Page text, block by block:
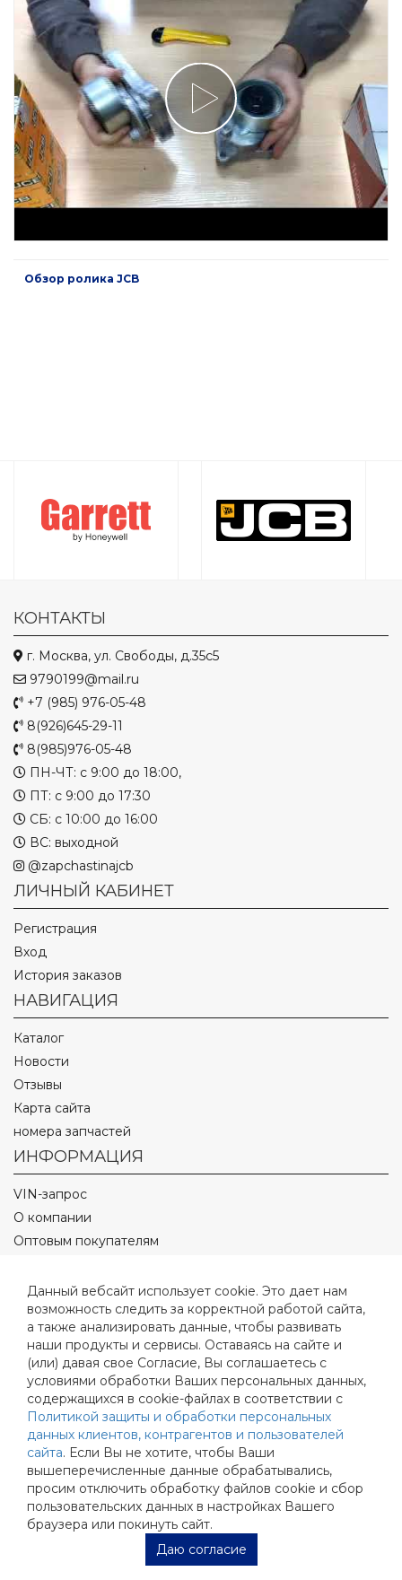
Данный вебсайт использует cookie. Это дает нам
возможность следить за корректной работой сайта,
а также анализировать данные, чтобы развивать
наши продукты и сервисы. Оставаясь на сайте и
(или) давая свое Согласие, Вы соглашаетесь с
условиями обработки Ваших персональных данных,
содержащихся в cookie-файлах в соответствии с
Политикой защиты и обработки персональных
данных клиентов, контрагентов и пользователей
сайта. Если Вы не хотите, чтобы Ваши
вышеперечисленные данные обрабатывались,
просим отключить обработку файлов cookie и сбор
пользовательских данных в настройках Вашего
браузера или покинуть сайт.
Даю согласие
Обзор ролика JCB
КОНТАКТЫ
г. Москва, ул. Свободы, д.35с5
9790199@mail.ru
+7 (985) 976-05-48
8(926)645-29-11
8(985)976-05-48
ПН-ЧТ: с 9:00 до 18:00,
ПТ: с 9:00 до 17:30
СБ: с 10:00 до 16:00
ВС: выходной
@zapchastinajcb
ЛИЧНЫЙ КАБИНЕТ
Регистрация
Вход
История заказов
НАВИГАЦИЯ
Каталог
Новости
Отзывы
Карта сайта
номера запчастей
ИНФОРМАЦИЯ
VIN-запрос
О компании
Оптовым покупателям
Полезные статьи
Контакты
Видео
Фото
Реквизиты
Политика конфиденциальности
Политика Общества с ограниченной ответственностью
Согласие на обработку персональных данных
Подпишись на нас!